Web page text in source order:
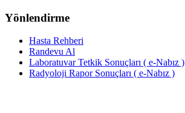
Yönlendirme
Hasta Rehberi
Randevu Al
Laboratuvar Tetkik Sonuçları ( e-Nabız )
Radyoloji Rapor Sonuçları ( e-Nabız )